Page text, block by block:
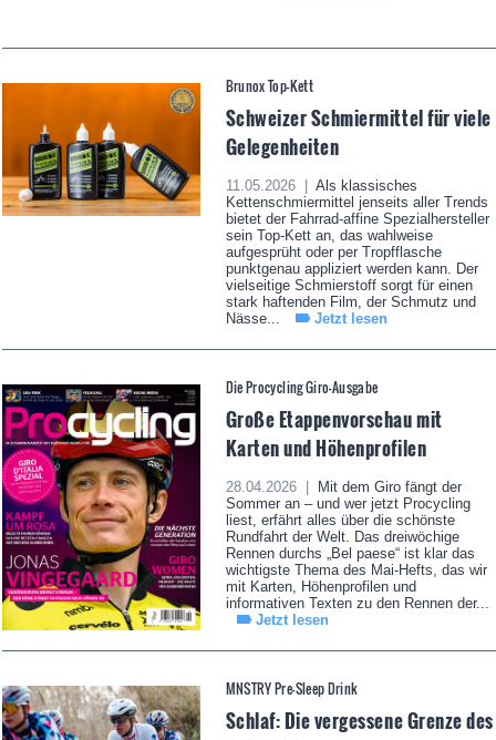
Brunox Top-Kett
Schweizer Schmiermittel für viele
Gelegenheiten
11.05.2026 |
Als klassisches
Kettenschmiermittel jenseits aller Trends
bietet der Fahrrad-affine Spezialhersteller
sein Top-Kett an, das wahlweise
aufgesprüht oder per Tropfflasche
punktgenau appliziert werden kann. Der
vielseitige Schmierstoff sorgt für einen
stark haftenden Film, der Schmutz und
Nässe...
Jetzt lesen
Die Procycling Giro-Ausgabe
Große Etappenvorschau mit
Karten und Höhenprofilen
28.04.2026 |
Mit dem Giro fängt der
Sommer an – und wer jetzt Procycling
liest, erfährt alles über die schönste
Rundfahrt der Welt. Das dreiwöchige
Rennen durchs „Bel paese“ ist klar das
wichtigste Thema des Mai-Hefts, das wir
mit Karten, Höhenprofilen und
informativen Texten zu den Rennen der...
Jetzt lesen
MNSTRY Pre-Sleep Drink
Schlaf: Die vergessene Grenze des